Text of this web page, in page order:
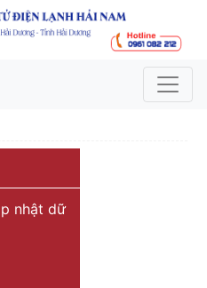
nhật dữ